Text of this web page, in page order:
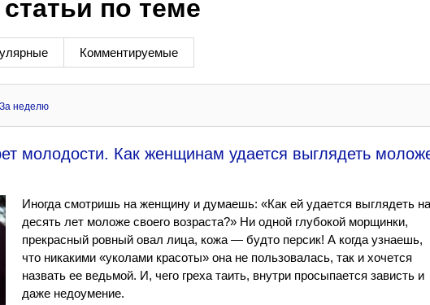
по теме
Комментируемые
За неделю
молодости. Как женщинам удается выглядеть
Иногда смотришь на женщину и думаешь: «Как ей удается выглядеть на
десять лет моложе своего возраста?» Ни одной глубокой морщинки,
прекрасный ровный овал лица, кожа — будто персик! А когда узнаешь,
что никакими «уколами красоты» она не пользовалась, так и хочется
назвать ее ведьмой. И, чего греха таить, внутри просыпается зависть и
даже недоумение.